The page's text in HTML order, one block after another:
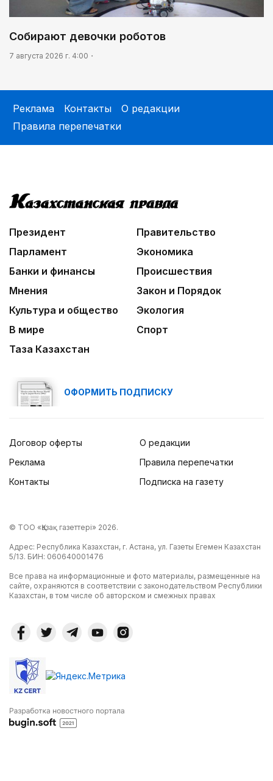
Собирают девочки роботов
7 августа 2026 г. 4:00
Реклама Контакты
О редакции
Правила перепечатки
Президент
Правительство
Парламент
Экономика
Банки и финансы
Происшествия
Мнения
Закон и Порядок
Культура и общество
Экология
В мире
Спорт
Таза Казахстан
ОФОРМИТЬ ПОДПИСКУ
Договор оферты
Реклама
Контакты
О редакции
Правила перепечатки
Подписка на газету
© ТОО «Қазақ газеттері» 2026.
Адрес: Республика Казахстан, г. Астана, ул. Газеты Егемен Казахстан
5/13. БИН: 060640001476
Все права на информационные и фото материалы, размещенные на
сайте, охраняются в соответствии с законодательством Республики
Казахстан, в том числе об авторском и смежных правах